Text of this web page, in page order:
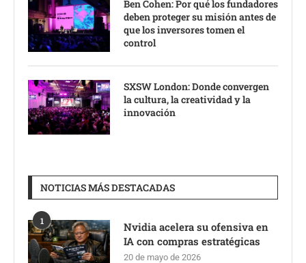
Ben Cohen: Por qué los fundadores
deben proteger su misión antes de
que los inversores tomen el
control
SXSW London: Donde convergen
la cultura, la creatividad y la
innovación
NOTICIAS MÁS DESTACADAS
1
Nvidia acelera su ofensiva en
IA con compras estratégicas
20 de mayo de 2026